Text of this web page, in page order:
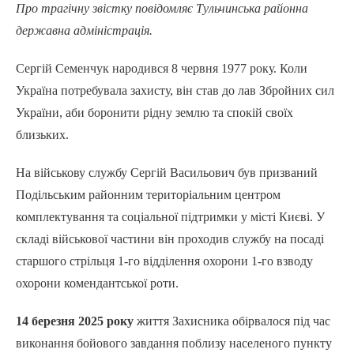
Про трагічну звістку повідомляє Тульчинська районна
державна адміністрація.
Сергій Семенчук народився 8 червня 1977 року. Коли
Україна потребувала захисту, він став до лав Збройних сил
України, аби боронити рідну землю та спокій своїх
близьких.
На військову службу Сергій Васильович був призваний
Подільським районним територіальним центром
комплектування та соціальної підтримки у місті Києві. У
складі військової частини він проходив службу на посаді
старшого стрільця 1-го відділення охорони 1-го взводу
охорони комендантської роти.
14 березня 2025 року життя Захисника обірвалося під час
виконання бойового завдання поблизу населеного пункту